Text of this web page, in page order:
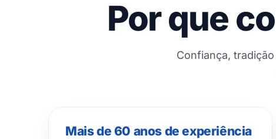
Por que
Confiança,
Mais de 60 anos de experiência